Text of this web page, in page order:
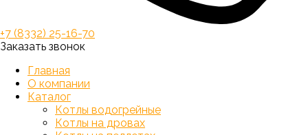
+7 (8332) 25-16-70
Заказать звонок
Главная
О компании
Каталог
Котлы водогрейные
Котлы на дровах